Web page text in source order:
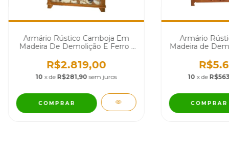
Armário Rústico Camboja Em
Madeira De Demolição E Ferro -
R$2.819,00
10 x de R$281,90 sem juros
COMPRAR
Armário
Madeira de
10 x de
COMPRAR